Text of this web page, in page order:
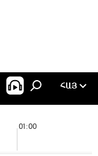
ՀԱՅ
01:00